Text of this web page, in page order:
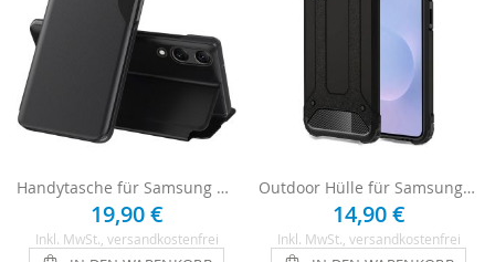
Handytasche für Samsung Galaxy S25 Edge Flipcase - Schwarz
19,90 €
Inkl. MwSt. , versandkostenfrei
Outdoor Hülle für Samsung Galaxy S25 Edge Case - Schwarz
14,90 €
Inkl. MwSt. , versandkostenfrei